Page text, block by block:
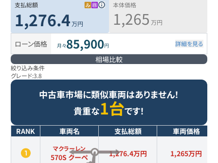
支払総額
1,276.4 万円
本体価格
1,265 万円
ローン価格 月々85,900円 詳細を見る
相場比較
絞り込み条件
グレード:3.8
中古車市場に類似車両はありません！
貴重な1台です！
RANK 車両名 支払総額 車両価格
マクラーレン
570S クーペ 1,276.4万円 1,265万円